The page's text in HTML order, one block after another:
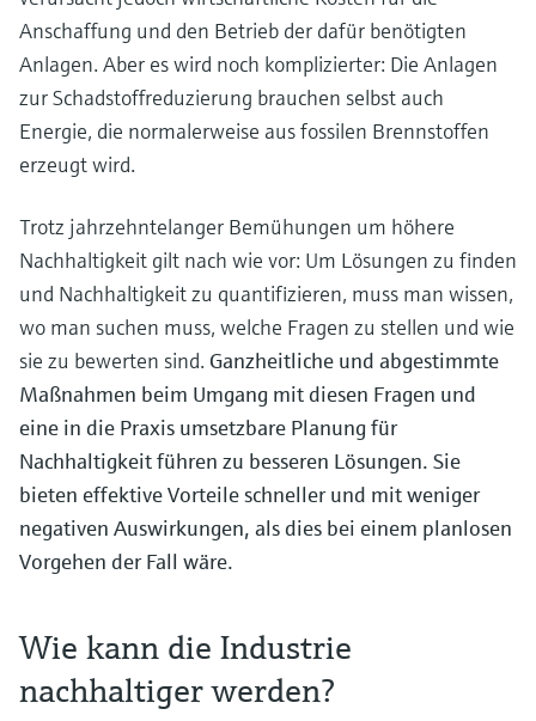
Anschaffung und den Betrieb der dafür benötigten
Anlagen. Aber es wird noch komplizierter: Die Anlagen
zur Schadstoffreduzierung brauchen selbst auch
Energie, die normalerweise aus fossilen Brennstoffen
erzeugt wird.
Trotz jahrzehntelanger Bemühungen um höhere
Nachhaltigkeit gilt nach wie vor: Um Lösungen zu finden
und Nachhaltigkeit zu quantifizieren, muss man wissen,
wo man suchen muss, welche Fragen zu stellen und wie
sie zu bewerten sind. Ganzheitliche und abgestimmte
Maßnahmen beim Umgang mit diesen Fragen und
eine in die Praxis umsetzbare Planung für
Nachhaltigkeit führen zu besseren Lösungen. Sie
bieten effektive Vorteile schneller und mit weniger
negativen Auswirkungen, als dies bei einem planlosen
Vorgehen der Fall wäre.
Wie kann die Industrie
nachhaltiger werden?